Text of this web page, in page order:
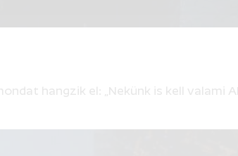
hangzik el: „Nekünk is kell valami